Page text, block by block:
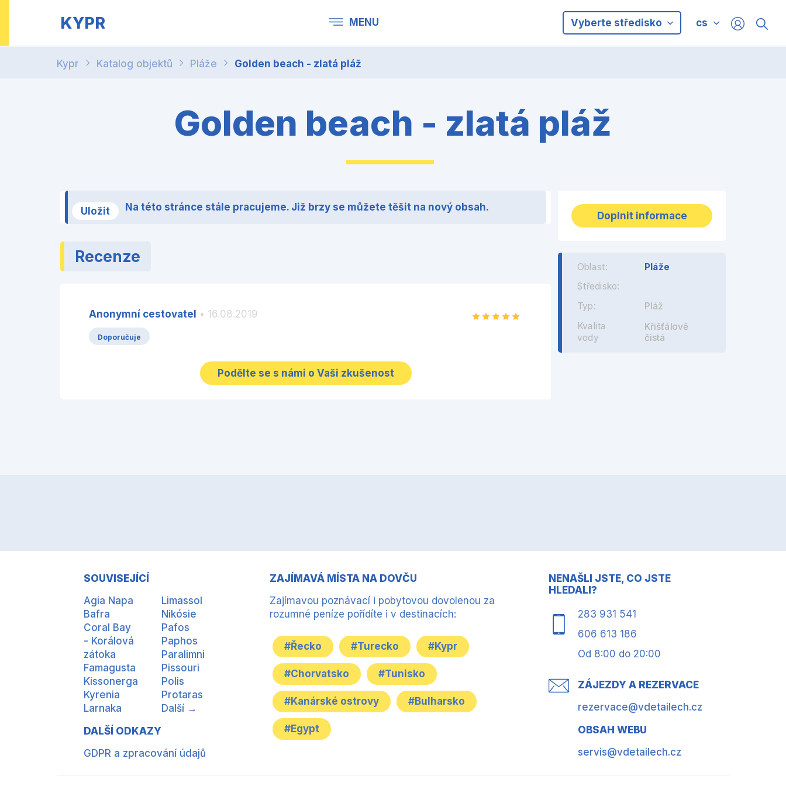
KYPR MENU Vyberte středisko cs
Kypr Katalog objektů Pláže Golden beach - zlatá pláž
Golden beach - zlatá pláž
Uložit Na této stránce stále pracujeme. Již brzy se můžete těšit na nový obsah.
Recenze
Anonymní cestovatel • 16.08.2019
Doporučuje
Podělte se s námi o Vaši zkušenost
Doplnit informace
Oblast: Pláže
Středisko:
Typ:
Pláž
Kvalita
vody
Křišťálově
čistá
SOUVISEJÍCÍ
Agia Napa
Bafra
Coral Bay
- Korálová
zátoka
Famagusta
Kissonerga
Kyrenia
Larnaka
Limassol
Nikósie
Pafos
Paphos
Paralimni
Pissouri
Polis
Protaras
Další →
DALŠÍ ODKAZY
GDPR a zpracování údajů
ZAJÍMAVÁ MÍSTA NA DOVČU
Zajímavou poznávací i pobytovou dovolenou za
rozumné peníze pořídíte i v destinacích:
#Řecko #Turecko #Kypr
#Chorvatsko #Tunisko
#Kanárské ostrovy #Bulharsko
#Egypt
NENAŠLI JSTE, CO JSTE
HLEDALI?
283 931 541
606 613 186
Od 8:00 do 20:00
ZÁJEZDY A REZERVACE
rezervace@vdetailech.cz
OBSAH WEBU
servis@vdetailech.cz